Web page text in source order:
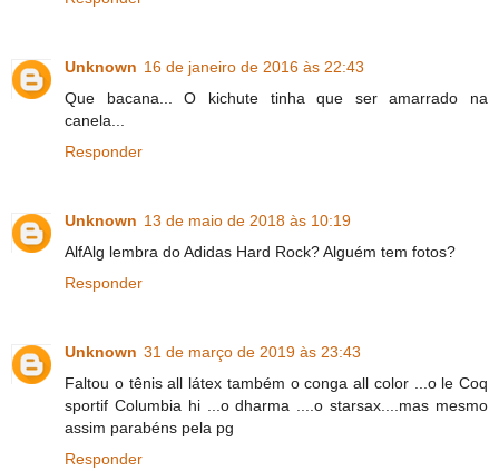
Unknown 16 de janeiro de 2016 às 22:43
Que bacana... O kichute tinha que ser amarrado na
canela...
Responder
Unknown 13 de maio de 2018 às 10:19
AlfAlg lembra do Adidas Hard Rock? Alguém tem fotos?
Responder
Unknown 31 de março de 2019 às 23:43
Faltou o tênis all látex também o conga all color ...o le Coq
sportif Columbia hi ...o dharma ....o starsax....mas mesmo
assim parabéns pela pg
Responder